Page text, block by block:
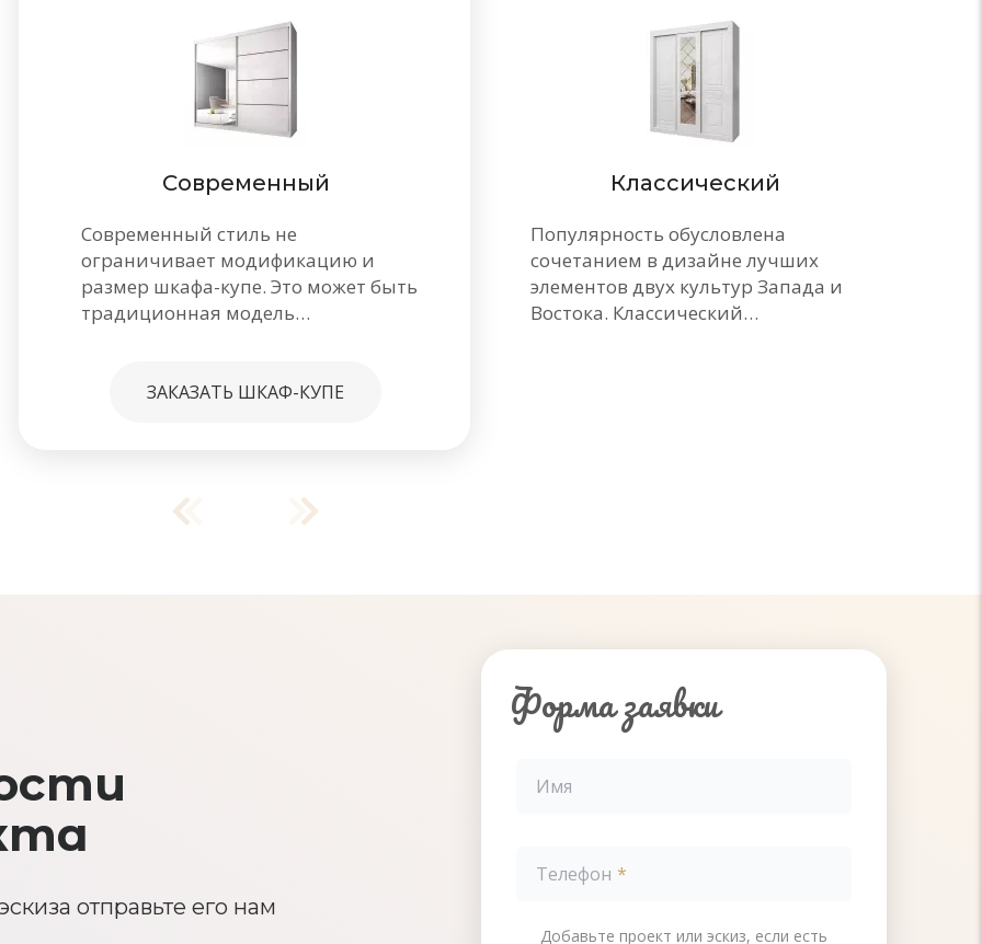
Современный
Современный стиль не
ограничивает модификацию и
размер шкафа-купе. Это может быть
традиционная модель…
ЗАКАЗАТЬ ШКАФ-КУПЕ
Классический
Популярность обусловлена
сочетанием в дизайне лучших
элементов двух культур Запада и
Востока. Классический…
отправьте его нам
Форма заявки
Имя
Телефон
Добавьте проект или эскиз, если есть